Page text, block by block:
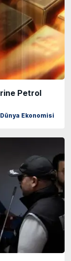
Petrol
Dünya Ekonomisi